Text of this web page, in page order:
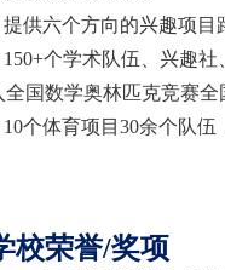
提供六个方向的兴趣项目
150+个学术队伍、兴趣
全国数学奥林匹克竞赛
10个体育项目30余个队伍
校荣誉/奖项